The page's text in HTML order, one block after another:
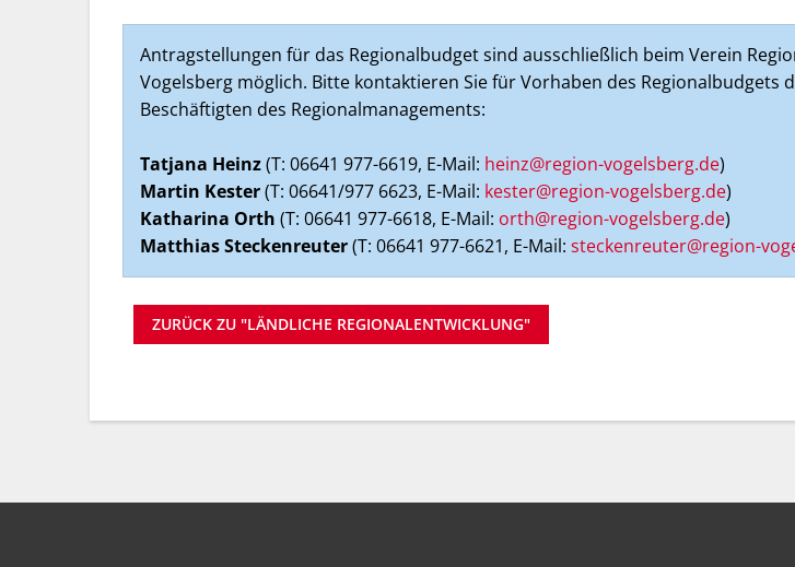
Antragstellungen für das Regionalbudget sind ausschließlich beim Verein
Vogelsberg möglich. Bitte kontaktieren Sie für Vorhaben des Regionalbudgets
Beschäftigten des Regionalmanagements:
Tatjana Heinz(T: 06641 977-6619, E-Mail: heinz@region-vogelsberg.de)
Martin Kester(T: 06641/977 6623, E-Mail: kester@region-vogelsberg.de)
Katharina Orth (T: 06641 977-6618, E-Mail: orth@region-vogelsberg.de)
Matthias Steckenreuter(T: 06641 977-6621, E-Mail: steckenreuter@region-
ZURÜCK ZU "LÄNDLICHE REGIONALENTWICKLUNG"